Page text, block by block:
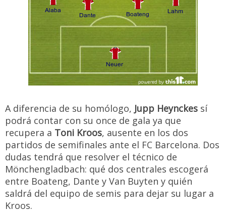
A diferencia de su homólogo, Jupp Heynckes sí
podrá contar con su once de gala ya que
recupera a Toni Kroos, ausente en los dos
partidos de semifinales ante el FC Barcelona. Dos
dudas tendrá que resolver el técnico de
Mönchengladbach: qué dos centrales escogerá
entre Boateng, Dante y Van Buyten y quién
saldrá del equipo de semis para dejar su lugar a
Kroos.